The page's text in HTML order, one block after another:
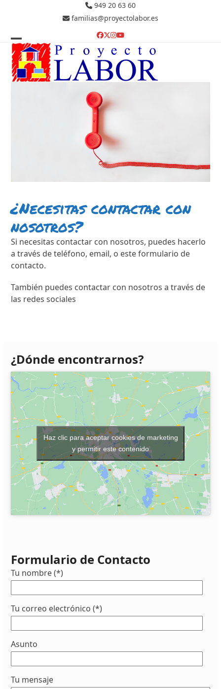
949 20 63 60
familias@proyectolabor.es
Facebook
Twitter
Instagram
YouTube
Open
mobile
menu
Close
mobile
menu
¿Necesitas contactar con
nosotros?
Si necesitas contactar con nosotros, puedes hacerlo
a través de teléfono, email, o este formulario de
contacto.
También puedes contactar con nosotros a través de
las redes sociales
¿Dónde encontrarnos?
Haz clic para aceptar cookies de marketing
y permitir este contenido
Formulario de Contacto
Tu nombre (*)
Tu correo electrónico (*)
Asunto
Tu mensaje